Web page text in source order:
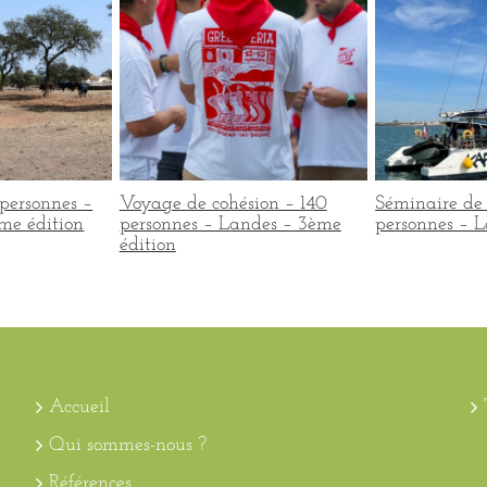
–
édition
Voyage de cohésion – 140
personnes – Landes – 3ème
édition
Séminaire
personnes –
Accueil
Qui sommes-nous ?